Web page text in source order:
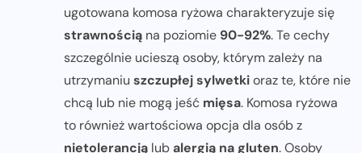
ugotowana komosa ryżowa charakteryzuje się
strawnością na poziomie 90-92%. Te cechy
szczególnie ucieszą osoby, którym zależy na
utrzymaniu szczupłej sylwetkioraz te, które nie
chcą lub nie mogą jeść mięsa. Komosa ryżowa
to również wartościowa opcja dla osób z
nietolerancją lubalergią na gluten. Osoby